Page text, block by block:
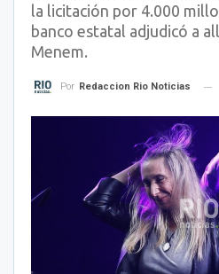
la licitación por 4.000
banco estatal adjudicó a
Menem.
Por Redaccion Rio Noticias